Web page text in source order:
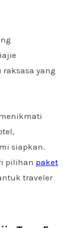
yang
siapkan.
pilihan paket
traveler